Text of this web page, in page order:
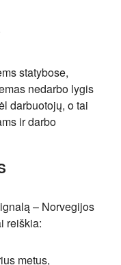
statybose,
nedarbo lygis
darbuotojų, o tai
ir darbo
– Norvegijos
reiškia:
metus,